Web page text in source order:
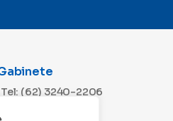
Tel: (62) 3240-2206